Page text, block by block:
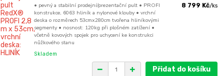
• pevný a stabilní prodejní/prezentační pult • PROFI
konstrukce, 6063 hliník a nylonové klouby • vrchní
deska o rozměrech 53cmx280cm tvořena hliníkovými
segmenty • nosnost: 120kg při plošném zatížení •
včetně kovových spojek pro uchycení ke konstrukci
nůžkového stanu
8 799 Kč/ks
Skladem
Přidat do košíku